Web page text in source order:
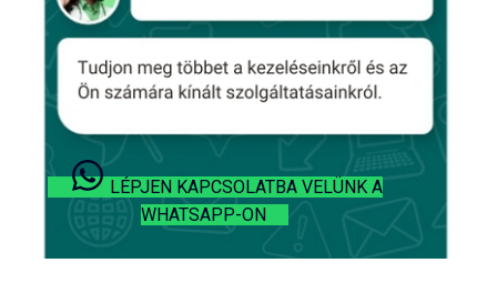
LÉPJEN KAPCSOLATBA VELÜNK A
WHATSAPP-ON